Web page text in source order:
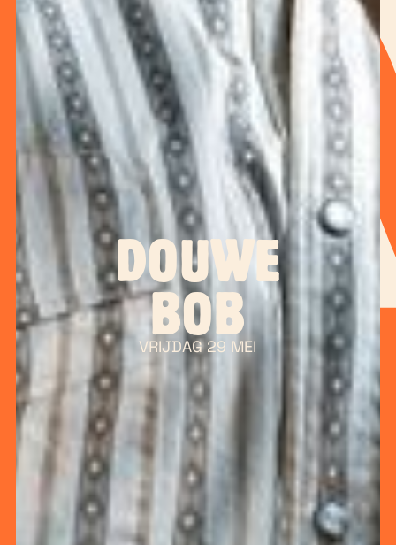
DOUWE
BOB
VRIJDAG 29 MEI